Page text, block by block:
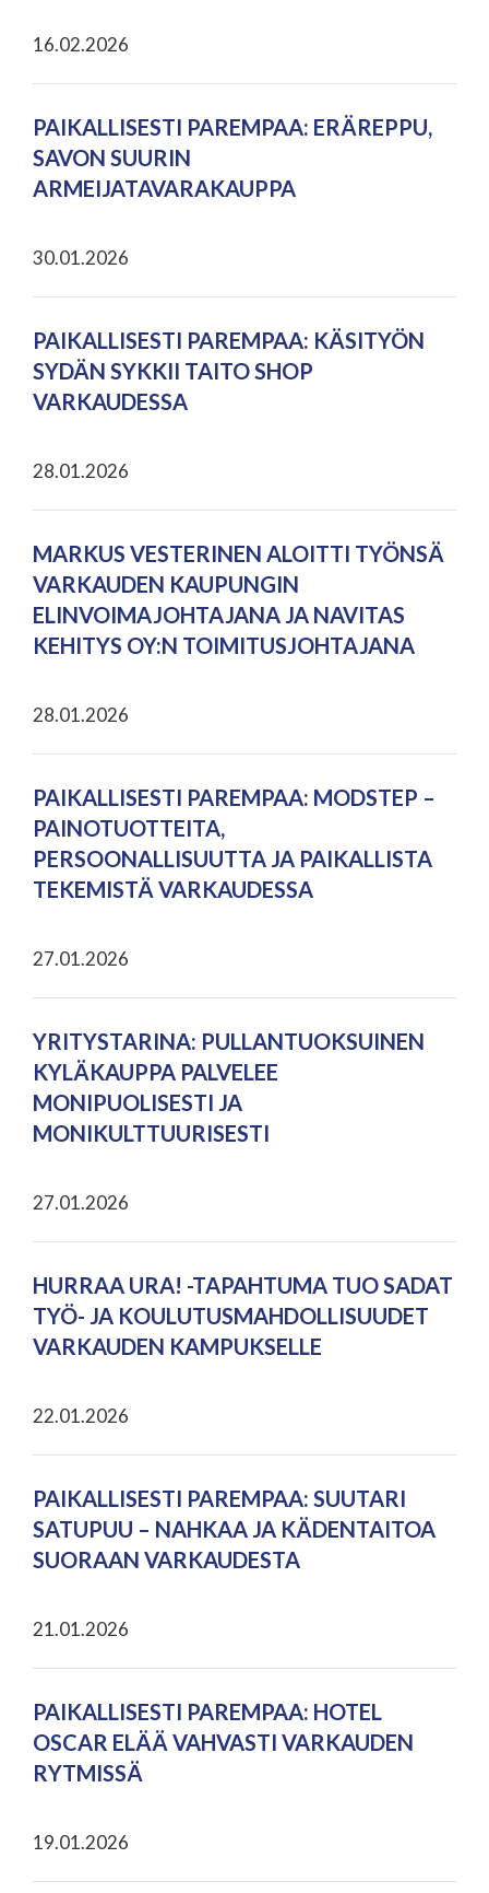
16.02.2026
PAIKALLISESTI PAREMPAA: ERÄREPPU,
SAVON SUURIN
ARMEIJATAVARAKAUPPA
30.01.2026
PAIKALLISESTI PAREMPAA: KÄSITYÖN
SYDÄN SYKKII TAITO SHOP
VARKAUDESSA
28.01.2026
MARKUS VESTERINEN ALOITTI TYÖNSÄ
VARKAUDEN KAUPUNGIN
ELINVOIMAJOHTAJANA JA NAVITAS
KEHITYS OY:N TOIMITUSJOHTAJANA
28.01.2026
PAIKALLISESTI PAREMPAA: MODSTEP –
PAINOTUOTTEITA,
PERSOONALLISUUTTA JA PAIKALLISTA
TEKEMISTÄ VARKAUDESSA
27.01.2026
YRITYSTARINA: PULLANTUOKSUINEN
KYLÄKAUPPA PALVELEE
MONIPUOLISESTI JA
MONIKULTTUURISESTI
27.01.2026
HURRAA URA! -TAPAHTUMA TUO SADAT
TYÖ- JA KOULUTUSMAHDOLLISUUDET
VARKAUDEN KAMPUKSELLE
22.01.2026
PAIKALLISESTI PAREMPAA: SUUTARI
SATUPUU – NAHKAA JA KÄDENTAITOA
SUORAAN VARKAUDESTA
21.01.2026
PAIKALLISESTI PAREMPAA: HOTEL
OSCAR ELÄÄ VAHVASTI VARKAUDEN
RYTMISSÄ
19.01.2026